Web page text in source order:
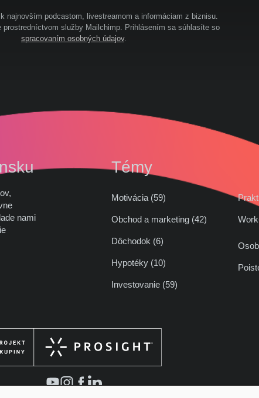
najnovším podcastom, livestreamom a informáciam z biznisu.
prostredníctvom služby Mailchimp. Prihlásením sa súhlasíte so
spracovaním osobných údajov.
nami
Témy
Motivácia (59)
Obchod a marketing (42)
Dôchodok (6)
Hypotéky (10)
Investovanie (59)